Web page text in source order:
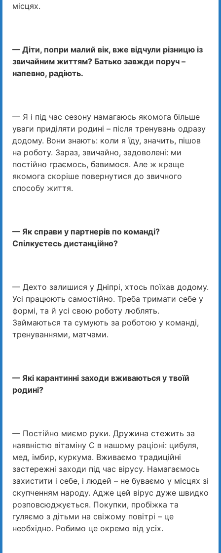
місцях.
— Діти, попри малий вік, вже відчули різницю із
звичайним життям? Батько завжди поруч –
напевно, радіють.
— Я і під час сезону намагаюсь якомога більше
уваги приділяти родині – після тренувань одразу
додому. Вони знають: коли я їду, значить, пішов
на роботу. Зараз, звичайно, задоволені: ми
постійно граємось, бавимося. Але ж краще
якомога скоріше повернутися до звичного
способу життя.
— Як справи у партнерів по команді?
Спілкуєтесь дистанційно?
— Дехто залишися у Дніпрі, хтось поїхав додому.
Усі працюють самостійно. Треба тримати себе у
формі, та й усі свою роботу люблять.
Займаються та сумують за роботою у команді,
тренуваннями, матчами.
— Які карантинні заходи вживаються у твоїй
родині?
— Постійно миємо руки. Дружина стежить за
наявністю вітаміну С в нашому раціоні: цибуля,
мед, імбир, куркума. Вживаємо традиційні
застережні заходи під час вірусу. Намагаємось
захистити і себе, і людей – не буваємо у місцях зі
скупченням народу. Адже цей вірус дуже швидко
розповсюджується. Покупки, пробіжка та
гуляємо з дітьми на свіжому повітрі – це
необхідно. Робимо це окремо від усіх.